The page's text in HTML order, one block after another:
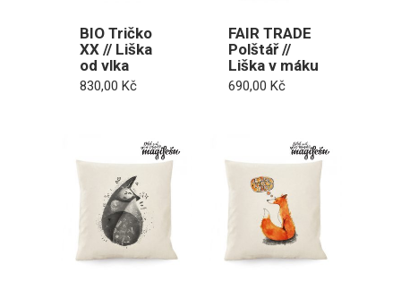
BIO Tričko
XX // Liška
od vlka
830,00 Kč
FAIR TRADE
Polštář //
Liška v máku
690,00 Kč